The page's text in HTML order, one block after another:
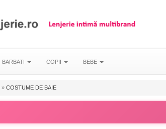
BARBATI COPII BEBE
» COSTUME DE BAIE